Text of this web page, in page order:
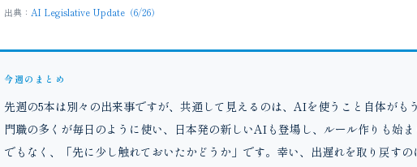
出典： AI Legislative Update（6/26）
今週のまとめ
先週の5本は別々の出来事ですが、共通して見えるのは、AIを使うこと自体が
門職の多くが毎日のように使い、日本発の新しいAIも登場し、ルール作りも始
でもなく、「先に少し触れておいたかどうか」です。幸い、出遅れを取り戻す